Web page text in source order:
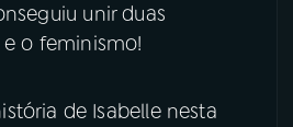
unir duas
o feminismo!
de Isabelle nesta